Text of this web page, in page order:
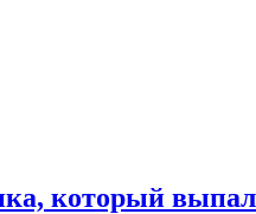
который